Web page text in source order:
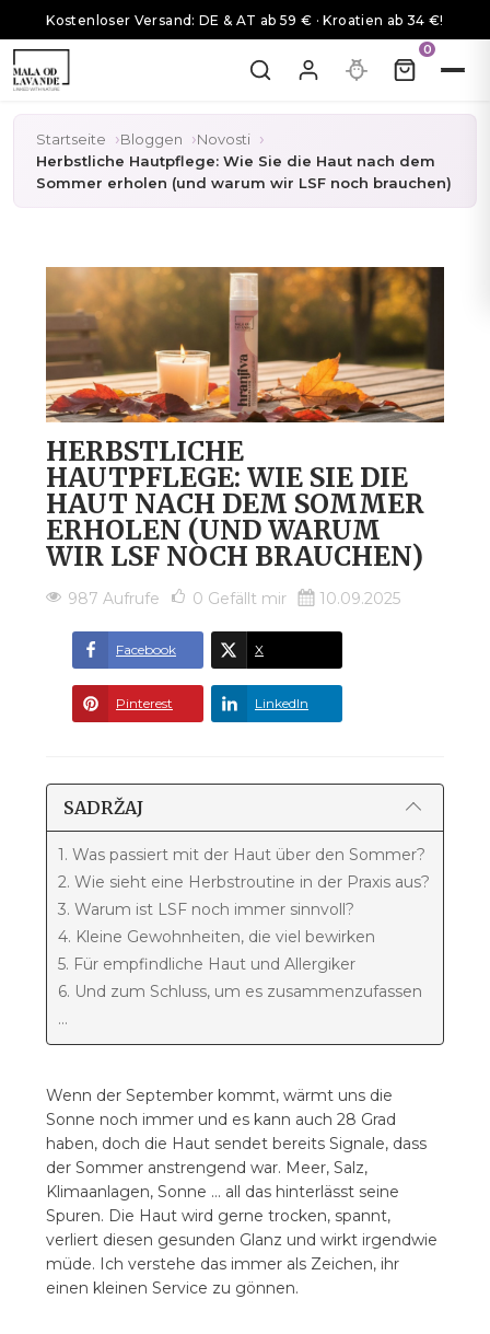
Kostenloser Versand: DE & AT ab 59 € · Kroatien ab 34 €!
0
Startseite Bloggen
Novosti
Herbstliche Hautpflege: Wie Sie die Haut nach dem
Sommer erholen (und warum wir LSF noch brauchen)
HERBSTLICHE
HAUTPFLEGE: WIE SIE DIE
HAUT NACH DEM SOMMER
ERHOLEN (UND WARUM
WIR LSF NOCH BRAUCHEN)
987 Aufrufe 0 Gefällt mir 10.09.2025
Facebook X
Pinterest LinkedIn
SADRŽAJ
1. Was passiert mit der Haut über den Sommer?
2. Wie sieht eine Herbstroutine in der Praxis aus?
3. Warum ist LSF noch immer sinnvoll?
4. Kleine Gewohnheiten, die viel bewirken
5. Für empfindliche Haut und Allergiker
6. Und zum Schluss, um es zusammenzufassen
…
Wenn der September kommt, wärmt uns die
Sonne noch immer und es kann auch 28 Grad
haben, doch die Haut sendet bereits Signale, dass
der Sommer anstrengend war. Meer, Salz,
Klimaanlagen, Sonne … all das hinterlässt seine
Spuren. Die Haut wird gerne trocken, spannt,
verliert diesen gesunden Glanz und wirkt irgendwie
müde. Ich verstehe das immer als Zeichen, ihr
einen kleinen Service zu gönnen.